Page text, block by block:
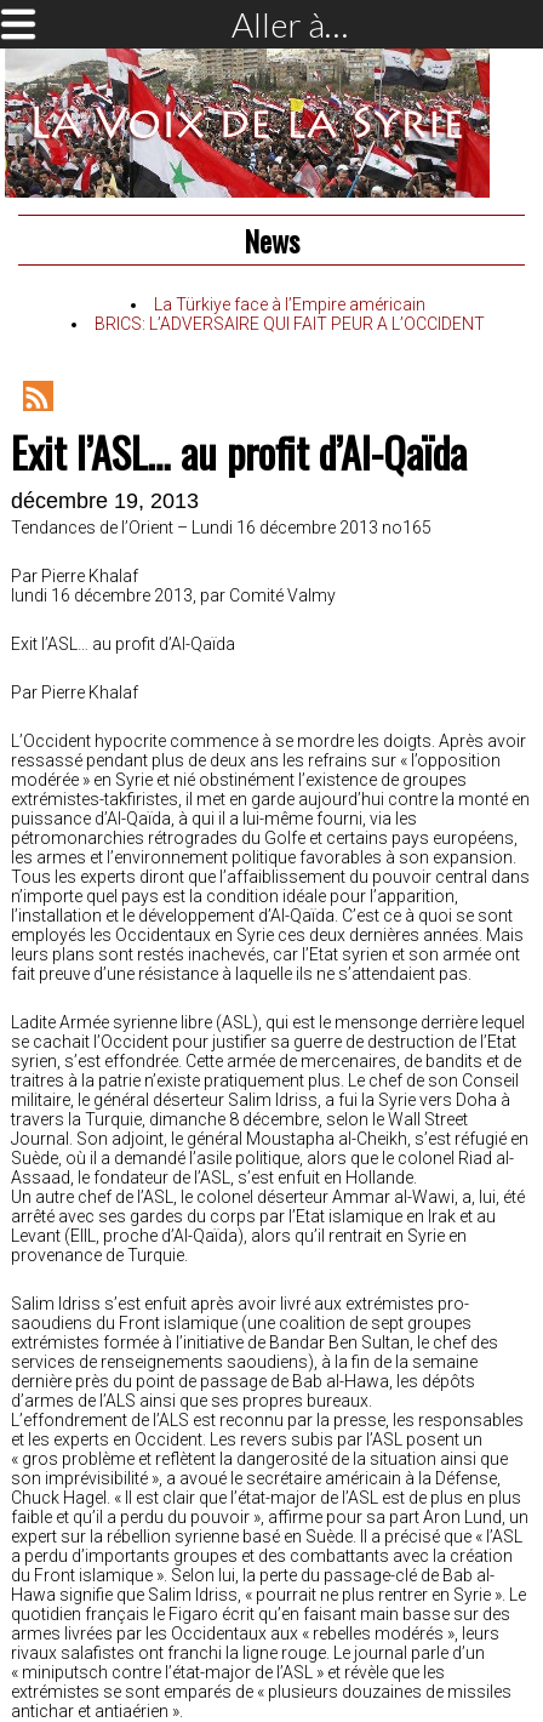
Aller à…
News
La Türkiye face à l’Empire américain
BRICS: L’ADVERSAIRE QUI FAIT PEUR A L’OCCIDENT
RSS
Feed
Exit l’ASL… au profit d’Al-Qaïda
décembre 19, 2013
Tendances de l’Orient – Lundi 16 décembre 2013 no165
Par Pierre Khalaf
lundi 16 décembre 2013, par Comité Valmy
Exit l’ASL… au profit d’Al-Qaïda
Par Pierre Khalaf
L’Occident hypocrite commence à se mordre les doigts. Après avoir
ressassé pendant plus de deux ans les refrains sur « l’opposition
modérée » en Syrie et nié obstinément l’existence de groupes
extrémistes-takfiristes, il met en garde aujourd’hui contre la monté en
puissance d’Al-Qaïda, à qui il a lui-même fourni, via les
pétromonarchies rétrogrades du Golfe et certains pays européens,
les armes et l’environnement politique favorables à son expansion.
Tous les experts diront que l’affaiblissement du pouvoir central dans
n’importe quel pays est la condition idéale pour l’apparition,
l’installation et le développement d’Al-Qaïda. C’est ce à quoi se sont
employés les Occidentaux en Syrie ces deux dernières années. Mais
leurs plans sont restés inachevés, car l’Etat syrien et son armée ont
fait preuve d’une résistance à laquelle ils ne s’attendaient pas.
Ladite Armée syrienne libre (ASL), qui est le mensonge derrière lequel
se cachait l’Occident pour justifier sa guerre de destruction de l’Etat
syrien, s’est effondrée. Cette armée de mercenaires, de bandits et de
traitres à la patrie n’existe pratiquement plus. Le chef de son Conseil
militaire, le général déserteur Salim Idriss, a fui la Syrie vers Doha à
travers la Turquie, dimanche 8 décembre, selon le Wall Street
Journal. Son adjoint, le général Moustapha al-Cheikh, s’est réfugié en
Suède, où il a demandé l’asile politique, alors que le colonel Riad al-
Assaad, le fondateur de l’ASL, s’est enfuit en Hollande.
Un autre chef de l’ASL, le colonel déserteur Ammar al-Wawi, a, lui, été
arrêté avec ses gardes du corps par l’Etat islamique en Irak et au
Levant (EIIL, proche d’Al-Qaïda), alors qu’il rentrait en Syrie en
provenance de Turquie.
Salim Idriss s’est enfuit après avoir livré aux extrémistes pro-
saoudiens du Front islamique (une coalition de sept groupes
extrémistes formée à l’initiative de Bandar Ben Sultan, le chef des
services de renseignements saoudiens), à la fin de la semaine
dernière près du point de passage de Bab al-Hawa, les dépôts
d’armes de l’ALS ainsi que ses propres bureaux.
L’effondrement de l’ALS est reconnu par la presse, les responsables
et les experts en Occident. Les revers subis par l’ASL posent un
« gros problème et reflètent la dangerosité de la situation ainsi que
son imprévisibilité », a avoué le secrétaire américain à la Défense,
Chuck Hagel. « Il est clair que l’état-major de l’ASL est de plus en plus
faible et qu’il a perdu du pouvoir », affirme pour sa part Aron Lund, un
expert sur la rébellion syrienne basé en Suède. Il a précisé que « l’ASL
a perdu d’importants groupes et des combattants avec la création
du Front islamique ». Selon lui, la perte du passage-clé de Bab al-
Hawa signifie que Salim Idriss, « pourrait ne plus rentrer en Syrie ». Le
quotidien français le Figaro écrit qu’en faisant main basse sur des
armes livrées par les Occidentaux aux « rebelles modérés », leurs
rivaux salafistes ont franchi la ligne rouge. Le journal parle d’un
« miniputsch contre l’état-major de l’ASL » et révèle que les
extrémistes se sont emparés de « plusieurs douzaines de missiles
antichar et antiaérien ».